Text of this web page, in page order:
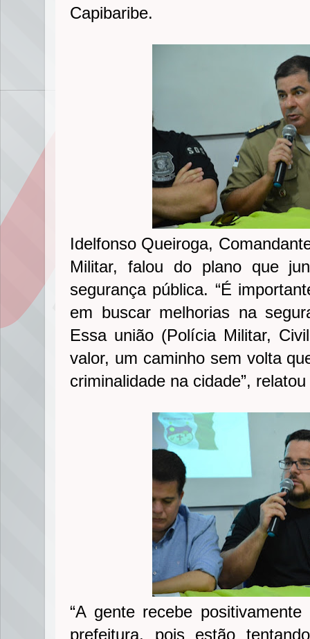
Capibaribe.
Idelfonso Queiroga,
Militar, falou do plano que
segurança pública. “É
em buscar melhorias na
Essa união (Polícia Militar,
valor, um caminho sem volta
criminalidade na cidade”,
“A gente recebe
prefeitura, pois estão